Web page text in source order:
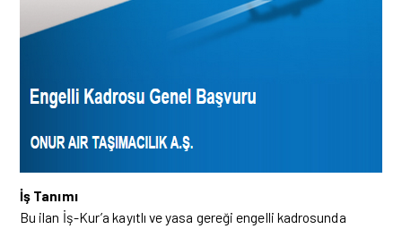
İş Tanımı
Bu ilan İş-Kur’a kayıtlı ve yasa gereği engelli kadrosunda